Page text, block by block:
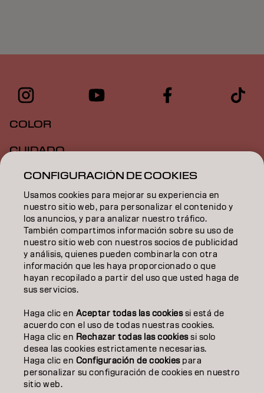
COLOR
CUIDADO
TEXTURA
STYLING
INSPIRACIÓN
EDUCACIÓN
SOBRE NOSOTROS
CONTACTO
Aviso legalPolítica de privacidadPolítica de cookies
Condiciones de usoAccesibilidad
Compromiso con la sostenibilidad
CONFIGURACIÓN DE COOKIES
Usamos cookies para mejorar su experiencia en
nuestro sitio web, para personalizar el contenido y
los anuncios, y para analizar nuestro tráfico.
También compartimos información sobre su uso de
nuestro sitio web con nuestros socios de publicidad
y análisis, quienes pueden combinarla con otra
información que les haya proporcionado o que
hayan recopilado a partir del uso que usted haga de
sus servicios.
Haga clic en Aceptar todas las cookiessi está de
acuerdo con el uso de todas nuestras cookies.
Haga clic en Rechazar todas las cookiessi solo
desea las cookies estrictamente necesarias.
Haga clic en Configuración de cookiespara
personalizar su configuración de cookies en nuestro
sitio web.